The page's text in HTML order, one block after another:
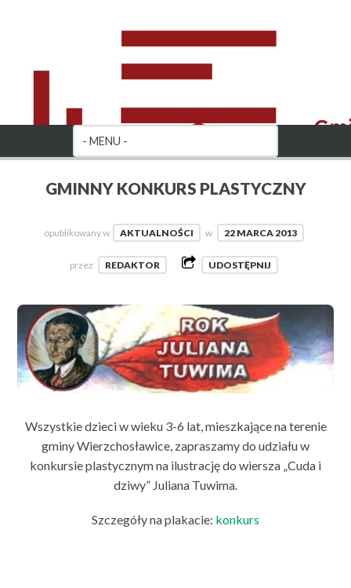
GMINNY KONKURS PLASTYCZNY
opublikowany w AKTUALNOŚCI w 22 MARCA 2013
przez REDAKTOR UDOSTĘPNIJ
Wszystkie dzieci w wieku 3-6 lat, mieszkające na terenie
gminy Wierzchosławice, zapraszamy do udziału w
konkursie plastycznym na ilustrację do wiersza „Cuda i
dziwy” Juliana Tuwima.
Szczegóły na plakacie: konkurs